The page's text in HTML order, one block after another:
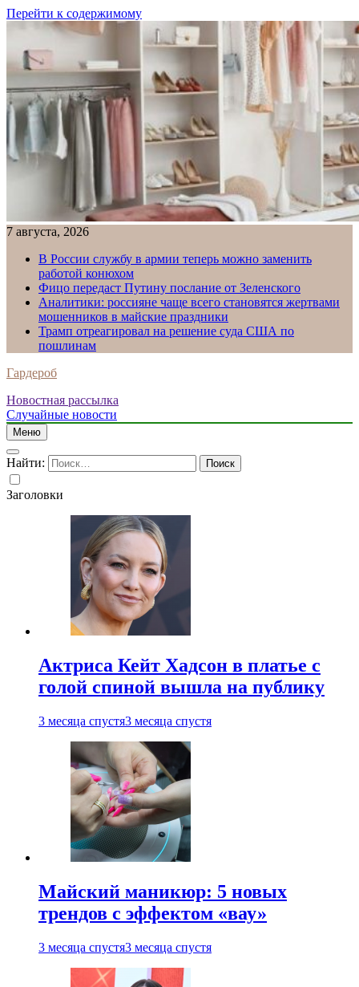
Перейти к содержимому
7 августа, 2026
В России службу в армии теперь можно заменить
работой конюхом
Фицо передаст Путину послание от Зеленского
Аналитики: россияне чаще всего становятся жертвами
мошенников в майские праздники
Трамп отреагировал на решение суда США по
пошлинам
Гардероб
Новостная рассылка
Случайные новости
Меню
Найти:
Заголовки
Актриса Кейт Хадсон в платье с
голой спиной вышла на публику
3 месяца спустя3 месяца спустя
Майский маникюр: 5 новых
трендов с эффектом «вау»
3 месяца спустя3 месяца спустя